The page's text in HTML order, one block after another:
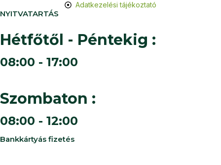
Adatkezelési tájékoztató
NYITVATARTÁS
Hétfőtől - Péntekig :
08:00 - 17:00
Szombaton :
08:00 - 12:00
Bankkártyás fizetés